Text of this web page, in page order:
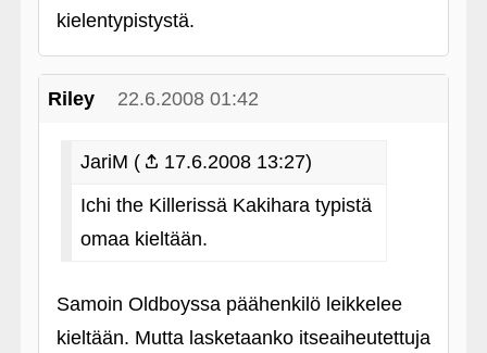
kielentypistystä.
Riley 22.6.2008 01:42
JariM (
17.6.2008 13:27)
Ichi the Killerissä Kakihara typistä
omaa kieltään.
Samoin Oldboyssa päähenkilö leikkelee
kieltään. Mutta lasketaanko itseaiheutettuja